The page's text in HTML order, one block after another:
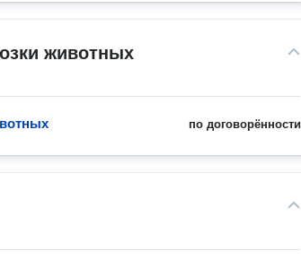
животных
по договорённости